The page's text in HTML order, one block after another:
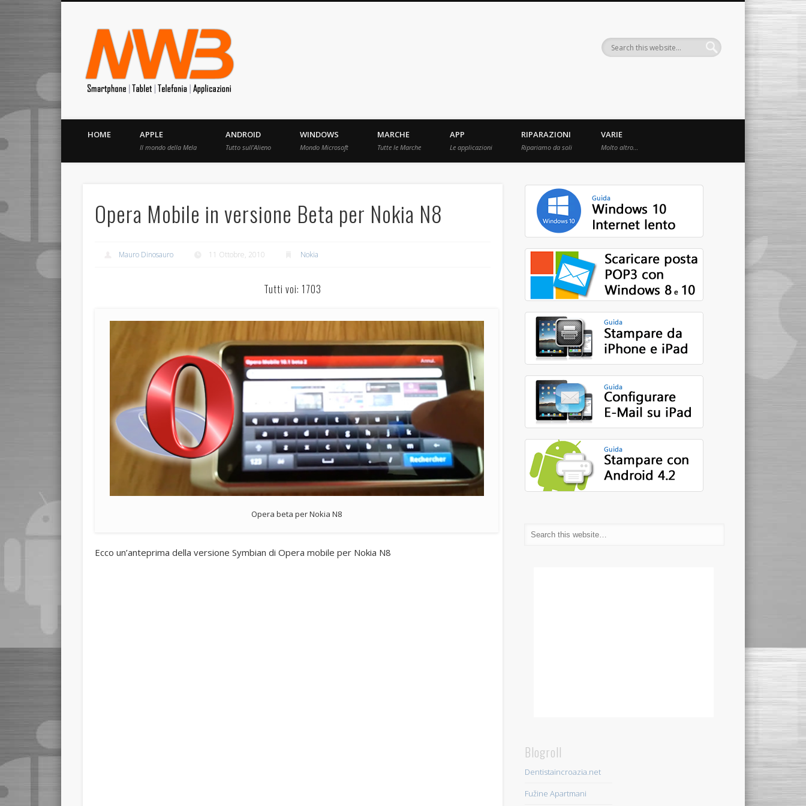
Siete appassionati di telefonia? I migliori Video, Recensioni e Prove raccolti in Rete.
HOME APPLE
Il mondo della Mela
ANDROID
Tutto sull’Alieno
WINDOWS
Mondo Microsoft
MARCHE
Tutte le Marche
APP
Le applicazioni
RIPARAZIONI
Ripariamo da soli
VARIE
Molto altro…
Opera Mobile in versione Beta per Nokia N8
Mauro Dinosauro 11 Ottobre, 2010 Nokia
Tutti voi: 1703
Opera beta per Nokia N8
Ecco un’anteprima della versione Symbian di Opera mobile per Nokia N8
Blogroll
Dentistaincroazia.net
Fužine Apartmani